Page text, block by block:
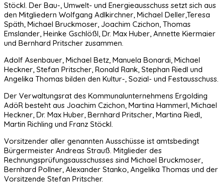
Stöckl. Der Bau-, Umwelt- und Energieausschuss setzt sich aus
den Mitgliedern Wolfgang Adlkirchner, Michael Deller,Teresa
Späth, Michael Bruckmoser, Joachim Czichon, Thomas
Emslander, Heinke Gschlößl, Dr. Max Huber, Annette Kiermaier
und Bernhard Pritscher zusammen.
Adolf Asenbauer, Michael Betz, Manuela Bonardi, Michael
Heckner, Stefan Pritscher, Ronald Rank, Stephan Riedl und
Angelika Thomas bilden den Kultur-, Sozial- und Festausschuss.
Der Verwaltungsrat des Kommunalunternehmens Ergolding
AdöR besteht aus Joachim Czichon, Martina Hammerl, Michael
Heckner, Dr. Max Huber, Bernhard Pritscher, Martina Riedl,
Martin Richling und Franz Stöckl.
Vorsitzender aller genannten Ausschüsse ist amtsbedingt
Bürgermeister Andreas Strauß. Mitglieder des
Rechnungsprüfungsausschusses sind Michael Bruckmoser,
Bernhard Pollner, Alexander Stanko, Angelika Thomas und der
Vorsitzende Stefan Pritscher.